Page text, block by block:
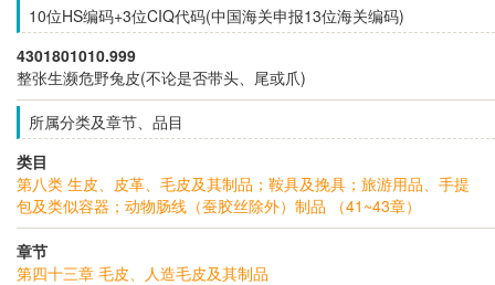
10位HS编码+3位CIQ代码(中国海关申报13位海关编码)
4301801010.999
整张生濒危野兔皮(不论是否带头、尾或爪)
所属分类及章节、品目
类目
第八类 生皮、皮革、毛皮及其制品；鞍具及挽具；旅游用品、手提
包及类似容器；动物肠线（蚕胶丝除外）制品 （41~43章）
章节
第四十三章 毛皮、人造毛皮及其制品